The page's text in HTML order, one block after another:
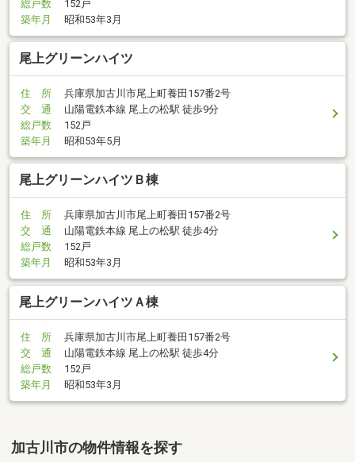
総戸数
152戸
築年月
昭和53年3月
尾上グリーンハイツ
住 所
兵庫県加古川市尾上町養田157番2号
交 通
山陽電鉄本線 尾上の松駅 徒歩9分
総戸数
152戸
築年月
昭和53年5月
尾上グリーンハイツＢ棟
住 所
兵庫県加古川市尾上町養田157番2号
交 通
山陽電鉄本線 尾上の松駅 徒歩4分
総戸数
152戸
築年月
昭和53年3月
尾上グリーンハイツＡ棟
住 所
兵庫県加古川市尾上町養田157番2号
交 通
山陽電鉄本線 尾上の松駅 徒歩4分
総戸数
152戸
築年月
昭和53年3月
加古川市の物件情報を探す